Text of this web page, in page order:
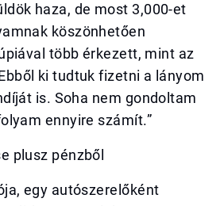
haza, de most 3,000-et
köszönhetően
több érkezett, mint az
ki tudtuk fizetni a lányom
is. Soha nem gondoltam
ennyire számít.”
plusz pénzből
egy autószerelőként